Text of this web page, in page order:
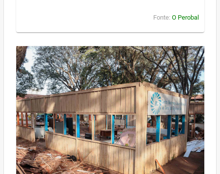
Fonte: O Perobal